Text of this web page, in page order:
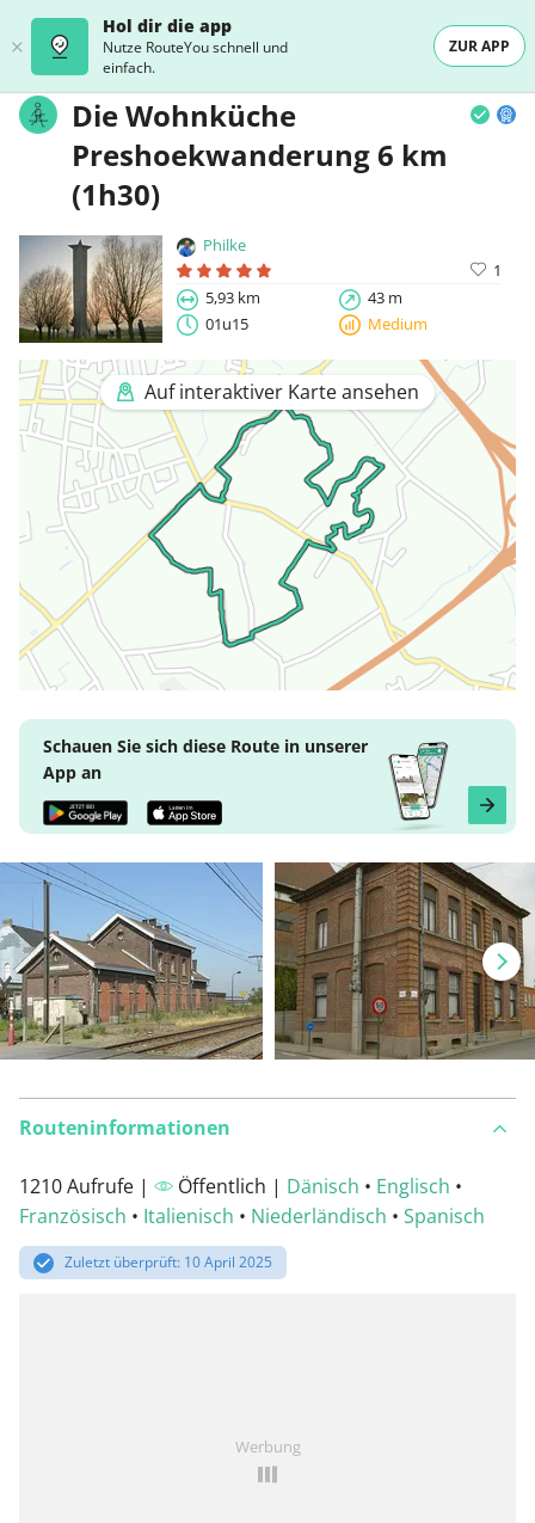
Hol dir die app
Nutze RouteYou schnell und
einfach.
ZUR APP
Die Wohnküche
Preshoekwanderung 6 km
(1h30)
Philke
1
5,93 km
43 m
01u15
Medium
Auf interaktiver Karte ansehen
Schauen Sie sich diese Route in unserer
App an
Routeninformationen
1210 Aufrufe | Öffentlich | Dänisch • Englisch •
Französisch • Italienisch • Niederländisch • Spanisch
Zuletzt überprüft: 10 April 2025
Werbung